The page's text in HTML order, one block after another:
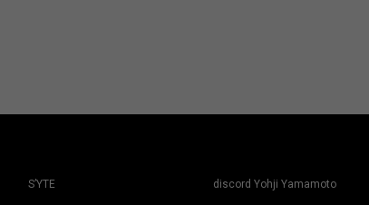
S’YTE discord Yohji Yamamoto